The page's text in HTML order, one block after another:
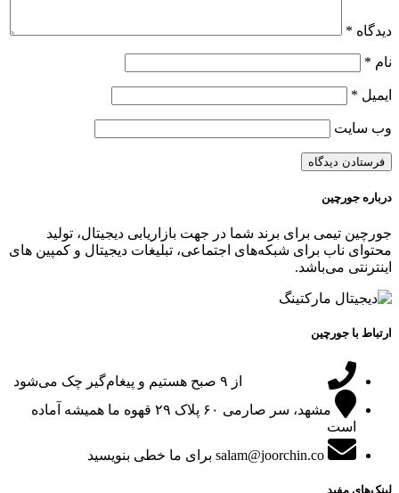
دیدگاه *
نام *
ایمیل *
وب‌ سایت
درباره جورچین
جورچین تیمی برای برند شما در جهت بازاریابی دیجیتال، تولید
محتوای ناب برای شبکه‌های اجتماعی، تبلیغات دیجیتال و کمپین های
اینترنتی می‌باشد.
ارتباط با جورچین
از ۹ صبح هستیم و پیغام‌گیر چک می‌شود
مشهد، سر صارمی ۶۰ پلاک ۲۹
قهوه ما همیشه آماده
است
salam@joorchin.co برای ما خطی بنویسید
لینک‌های مفید